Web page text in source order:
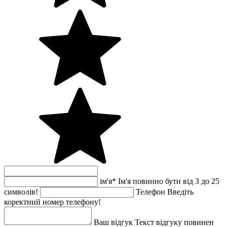
ім'я* Ім'я повинно бути від 3 до 25
символів!
Телефон Введіть
коректний номер телефону!
Ваш відгук Текст відгуку повинен